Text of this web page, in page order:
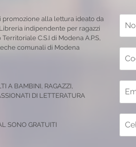
promozione alla lettura ideato da
indipendente per ragazzi
C.S.I di Modena A.P.S,
comunali di Modena
A BAMBINI, RAGAZZI,
DI LETTERATURA
SONO GRATUITI